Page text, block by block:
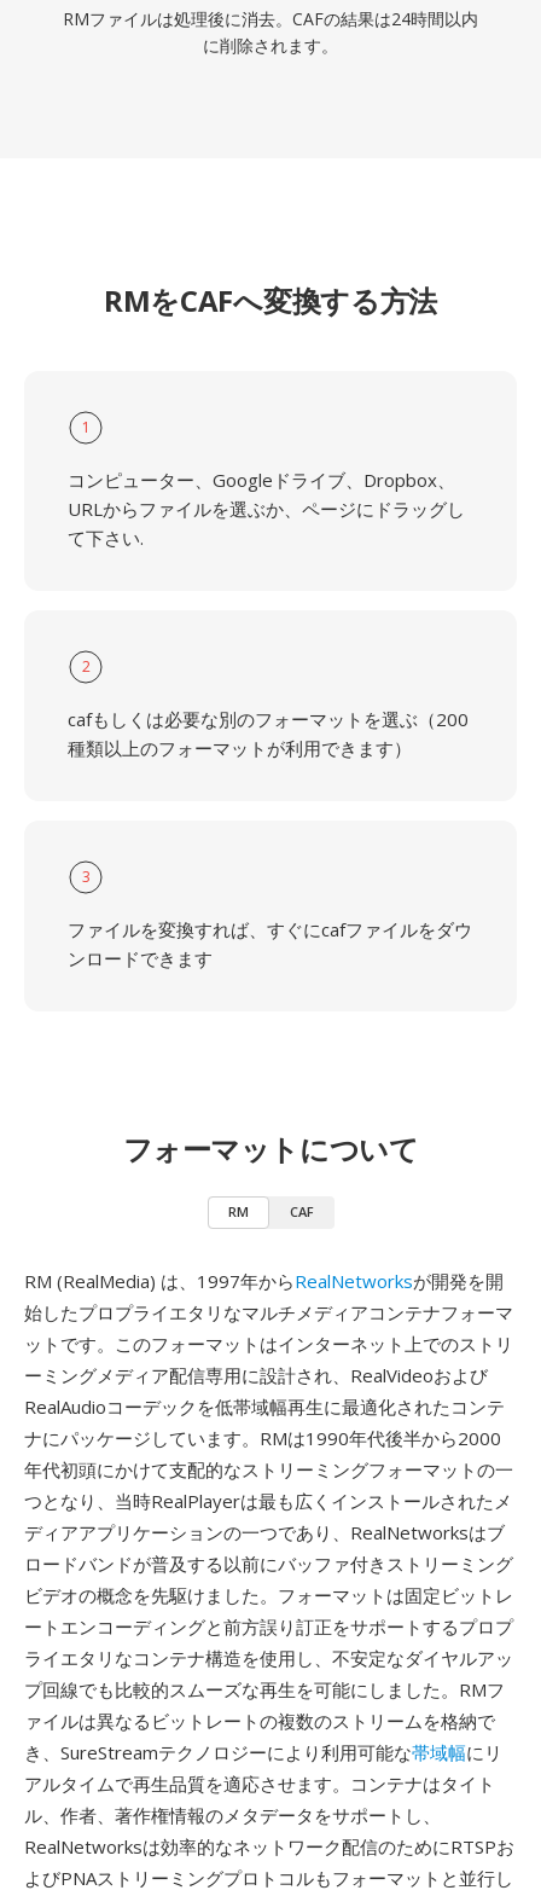
RMファイルは処理後に消去。CAFの結果は24時間以内
に削除されます。
RMをCAFへ変換する方法
1
コンピューター、Googleドライブ、Dropbox、
URLからファイルを選ぶか、ページにドラッグし
て下さい.
2
cafもしくは必要な別のフォーマットを選ぶ（200
種類以上のフォーマットが利用できます）
3
ファイルを変換すれば、すぐにcafファイルをダウ
ンロードできます
フォーマットについて
RM CAF
RM (RealMedia) は、1997年からRealNetworksが開発を開
始したプロプライエタリなマルチメディアコンテナフォーマ
ットです。このフォーマットはインターネット上でのストリ
ーミングメディア配信専用に設計され、RealVideoおよび
RealAudioコーデックを低帯域幅再生に最適化されたコンテ
ナにパッケージしています。RMは1990年代後半から2000
年代初頭にかけて支配的なストリーミングフォーマットの一
つとなり、当時RealPlayerは最も広くインストールされたメ
ディアアプリケーションの一つであり、RealNetworksはブ
ロードバンドが普及する以前にバッファ付きストリーミング
ビデオの概念を先駆けました。フォーマットは固定ビットレ
ートエンコーディングと前方誤り訂正をサポートするプロプ
ライエタリなコンテナ構造を使用し、不安定なダイヤルアッ
プ回線でも比較的スムーズな再生を可能にしました。RMフ
ァイルは異なるビットレートの複数のストリームを格納で
き、SureStreamテクノロジーにより利用可能な帯域幅にリ
アルタイムで再生品質を適応させます。コンテナはタイト
ル、作者、著作権情報のメタデータをサポートし、
RealNetworksは効率的なネットワーク配信のためにRTSPお
よびPNAストリーミングプロトコルもフォーマットと並行し